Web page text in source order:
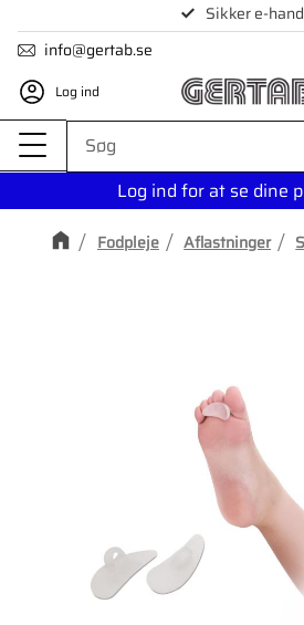
Menu
Sikker e-
info@gertab.se
Log ind
Log ind for at se dine
Fodpleje Aflastninger